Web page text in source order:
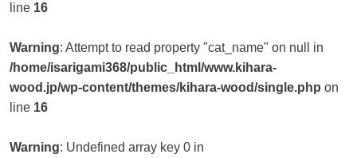
line 16
Warning: Attempt to read property "cat_name" on null in
/home/isarigami368/public_html/www.kihara-
wood.jp/wp-content/themes/kihara-wood/single.php on
line 16
Warning: Undefined array key 0 in